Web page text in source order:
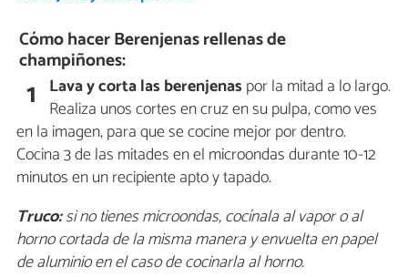
Cómo hacer Berenjenas rellenas de
champiñones:
1 Lava y corta las berenjenas por la mitad a lo largo.
Realiza unos cortes en cruz en su pulpa, como ves
en la imagen, para que se cocine mejor por dentro.
Cocina 3 de las mitades en el microondas durante 10-12
minutos en un recipiente apto y tapado.
Truco:si no tienes microondas, cocínala al vapor o al
horno cortada de la misma manera y envuelta en papel
de aluminio en el caso de cocinarla al horno.